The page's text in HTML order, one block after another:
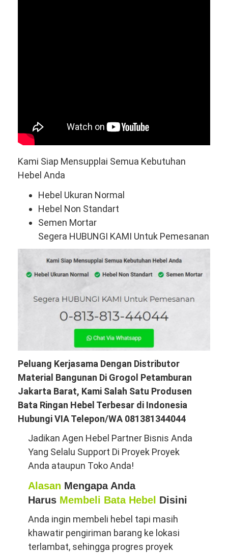
Kami Siap Mensupplai Semua Kebutuhan
Hebel Anda
Hebel Ukuran Normal
Hebel Non Standart
Semen Mortar
Segera HUBUNGI KAMI Untuk Pemesanan
Peluang Kerjasama Dengan Distributor
Material Bangunan Di Grogol Petamburan
Jakarta Barat, Kami Salah Satu Produsen
Bata Ringan Hebel Terbesar di Indonesia
Hubungi VIA Telepon/WA 081381344044
Jadikan Agen Hebel Partner Bisnis Anda
Yang Selalu Support Di Proyek Proyek
Anda ataupun Toko Anda!
Alasan Mengapa Anda
Harus Membeli Bata Hebel Disini
Anda ingin membeli hebel tapi masih
khawatir pengiriman barang ke lokasi
terlambat, sehingga progres proyek